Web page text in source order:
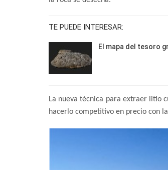
TE PUEDE INTERESAR:
El mapa del tesoro
La nueva técnica para extraer litio
hacerlo competitivo en precio con